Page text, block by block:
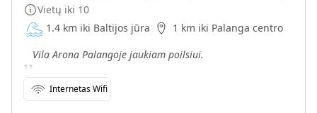
Vietų iki 10
1.4 km iki Baltijos jūra
1 km iki Palanga centro
„Vila Arona Palangoje jaukiam poilsiui.
Internetas Wifi